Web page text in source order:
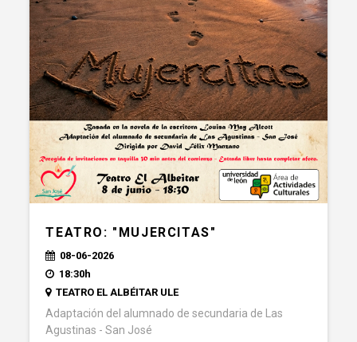
TEATRO: "MUJERCITAS"
08-06-2026
18:30h
TEATRO EL ALBÉITAR ULE
Adaptación del alumnado de secundaria de Las
Agustinas - San José